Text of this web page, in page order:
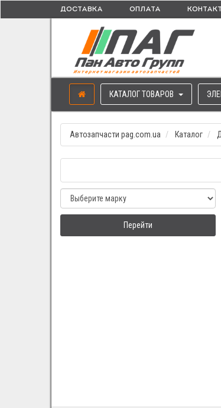
ДОСТАВКА ОПЛАТА
КАТАЛОГ ТОВАРОВ
Автозапчасти pag.com.ua Каталог
Перейти